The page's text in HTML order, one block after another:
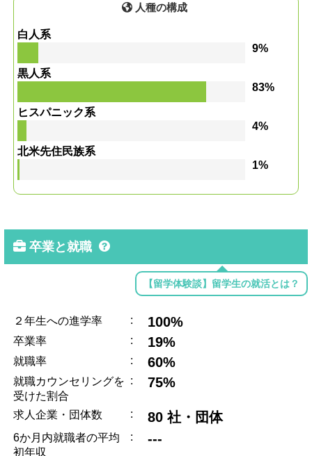
人種の構成
白人系
9%
黒人系
83%
ヒスパニック系
4%
北米先住民族系
1%
卒業と就職
【留学体験談】留学生の就活とは？
２年生への進学率 : 100%
卒業率 : 19%
就職率 : 60%
就職カウンセリングを
受けた割合
: 75%
求人企業・団体数 : 80 社・団体
6か月内就職者の平均
初年収
: ---